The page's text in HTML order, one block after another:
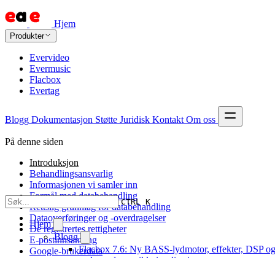
Hjem
Produkter
Evervideo
Evermusic
Flacbox
Evertag
Blogg Dokumentasjon Støtte Juridisk Kontakt Om oss
CTRL K
Hjem
Blogg
Flacbox 7.6: Ny BASS-lydmotor, effekter, DSP og
På denne siden
Introduksjon
Behandlingsansvarlig
Informasjonen vi samler inn
Formål med databehandling
Rettslig grunnlag for databehandling
Dataoverføringer og -overdragelser
De registrertes rettigheter
E-postinnsamling
Google-brukerdata